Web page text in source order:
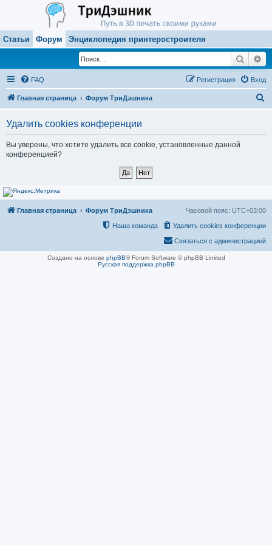
Статьи Форум Энциклопедия принтеростроителя
Поиск
FAQ Вход
Регистрация
Главная страница Форум ТриДэшника
Удалить cookies конференции
Вы уверены, что хотите удалить все cookie, установленные данной
конференцией?
Главная страница Форум ТриДэшника Часовой пояс: UTC+03:00
Удалить cookies конференции
Наша команда
Связаться с администрацией
Создано на основе phpBB® Forum Software © phpBB Limited
Русская поддержка phpBB